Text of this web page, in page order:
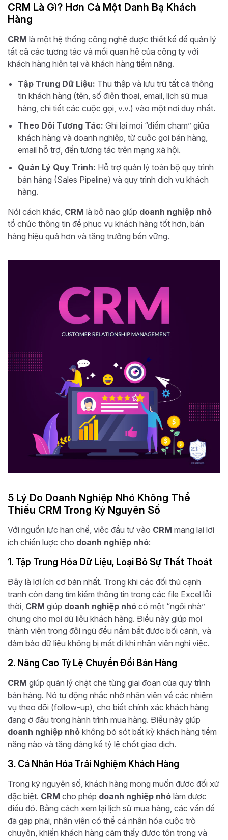
CRM Là Gì? Hơn Cả Một Danh Bạ Khách
Hàng
CRM là một hệ thống công nghệ được thiết kế để quản lý
tất cả các tương tác và mối quan hệ của công ty với
khách hàng hiện tại và khách hàng tiềm năng.
Tập Trung Dữ Liệu: Thu thập và lưu trữ tất cả thông
tin khách hàng (tên, số điện thoại, email, lịch sử mua
hàng, chi tiết các cuộc gọi, v.v.) vào một nơi duy nhất.
Theo Dõi Tương Tác: Ghi lại mọi “điểm chạm” giữa
khách hàng và doanh nghiệp, từ cuộc gọi bán hàng,
email hỗ trợ, đến tương tác trên mạng xã hội.
Quản Lý Quy Trình: Hỗ trợ quản lý toàn bộ quy trình
bán hàng (Sales Pipeline) và quy trình dịch vụ khách
hàng.
Nói cách khác, CRM là bộ não giúp doanh nghiệp nhỏ
tổ chức thông tin để phục vụ khách hàng tốt hơn, bán
hàng hiệu quả hơn và tăng trưởng bền vững.
5 Lý Do Doanh Nghiệp Nhỏ Không Thể
Thiếu CRM Trong Kỷ Nguyên Số
Với nguồn lực hạn chế, việc đầu tư vào CRM mang lại lợi
ích chiến lược cho doanh nghiệp nhỏ:
1. Tập Trung Hóa Dữ Liệu, Loại Bỏ Sự Thất Thoát
Đây là lợi ích cơ bản nhất. Trong khi các đối thủ cạnh
tranh còn đang tìm kiếm thông tin trong các file Excel lỗi
thời, CRM giúp doanh nghiệp nhỏ có một “ngôi nhà”
chung cho mọi dữ liệu khách hàng. Điều này giúp mọi
thành viên trong đội ngũ đều nắm bắt được bối cảnh, và
đảm bảo dữ liệu không bị mất đi khi nhân viên nghỉ việc.
2. Nâng Cao Tỷ Lệ Chuyển Đổi Bán Hàng
CRM giúp quản lý chặt chẽ từng giai đoạn của quy trình
bán hàng. Nó tự động nhắc nhở nhân viên về các nhiệm
vụ theo dõi (follow-up), cho biết chính xác khách hàng
đang ở đâu trong hành trình mua hàng. Điều này giúp
doanh nghiệp nhỏ không bỏ sót bất kỳ khách hàng tiềm
năng nào và tăng đáng kể tỷ lệ chốt giao dịch.
3. Cá Nhân Hóa Trải Nghiệm Khách Hàng
Trong kỷ nguyên số, khách hàng mong muốn được đối xử
đặc biệt. CRM cho phép doanh nghiệp nhỏ làm được
điều đó. Bằng cách xem lại lịch sử mua hàng, các vấn đề
đã gặp phải, nhân viên có thể cá nhân hóa cuộc trò
chuyện, khiến khách hàng cảm thấy được tôn trọng và